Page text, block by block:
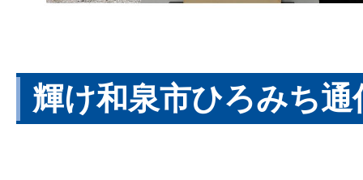
輝け和泉市ひろみち